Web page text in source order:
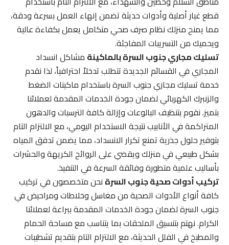
قطع غيار أصلية وأدوات حديثة تضمن إنهاء العمل بسرعة ودقة،
مما يمنح منزلك نظام صرف صحي متكامل يعمل بكفاءة عالية
ويحميك من التسريبات المفاجئة.
تسليك مجاري جنوب السرة بالماكينةمشاكل انسداد
المجاري في القسائم الجديدة تتطلب تدخلاً احترافياً، لذا نقدم
خدمة تسليك مجاري جنوب السرة باستخدام ماكينات الضغط
والزنبرك الكهربائي لضمان جودة الخدمات المقدمة لعملائنا
بتميز. نقوم بتنظيف البالوعات وإزالة كافة الترسبات والدهون
المتراكمة في الأنابيب نتيجة الاستخدام اليومي، مع الالتزام التام
بتوفير حلول جذرية تمنع تكرار الانسداد، مما يضمن تدفق المياه
بشكل طبيعي في منزلك ويقضي على الروائح الكريهة والحشرات
بأساليب علمية متطورة وفائقة السرعة في التنفيذ.
تركيب أدوات صحية جنوب السرةنحن متخصصون في تركيب
كافة أنواع الأدوات الصحية من مغاسل وخلاطات ومراحيض في
جنوب السرة لضمان جودة الخدمات المقدمة ببراعة لعملائنا
الكرام. نهتم بتنسيق الملحقات بما يتناسب مع مساحة الحمام
والمطبخ في الفلل الحديثة، مع الالتزام التام بتقديم تشطيبات